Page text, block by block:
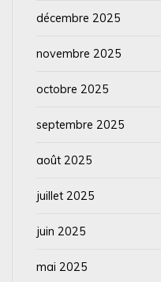
décembre 2025
novembre 2025
octobre 2025
septembre 2025
août 2025
juillet 2025
juin 2025
mai 2025